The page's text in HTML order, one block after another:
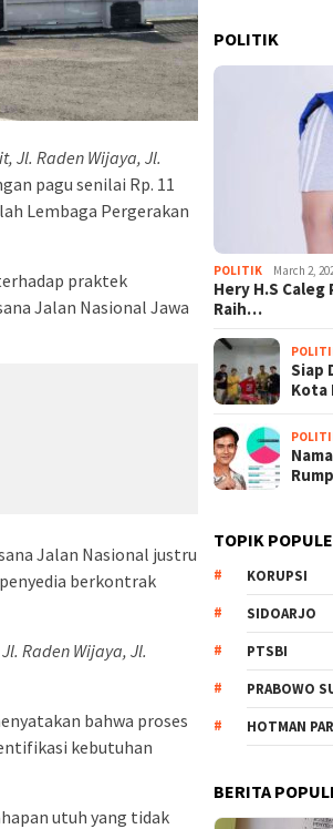
Jl. Raden Wijaya, Jl.
pagu senilai Rp. 11
Lembaga Pergerakan
praktek
Jalan Nasional Jawa
Jalan Nasional justru
berkontrak
Raden Wijaya, Jl.
bahwa proses
kebutuhan
utuh yang tidak
POLITIK
POLITIK March 2,
Hery H.S Caleg
Raih…
Siap
Kota
TOPIK
KORUPSI
SIDOARJO
PTSBI
PRABOWO
HOTMAN
BERITA